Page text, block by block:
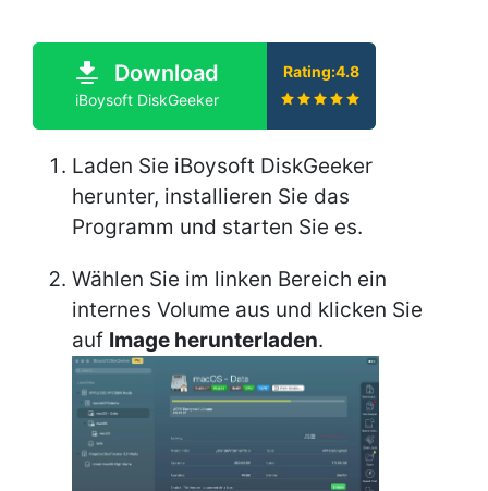
Download
iBoysoft DiskGeeker
Rating:4.8
Laden Sie iBoysoft DiskGeeker
herunter, installieren Sie das
Programm und starten Sie es.
Wählen Sie im linken Bereich ein
internes Volume aus und klicken Sie
auf Image herunterladen.